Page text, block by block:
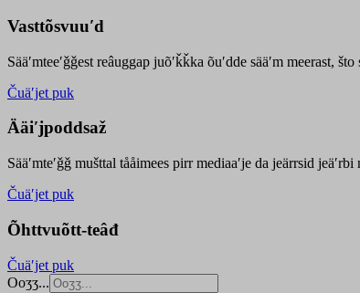
Vasttõsvuuʹd
Sääʹmteeʹǧǧest reâuggap juõʹǩǩka õuʹdde sääʹm meerast, što
Čuäʹjet puk
Ääiʹjpoddsaž
Sääʹmteʹǧǧ mušttal tååimees pirr mediaaʹje da jeärrsid
Čuäʹjet puk
Õhttvuõtt-teâđ
Čuäʹjet puk
Ooʒʒ...